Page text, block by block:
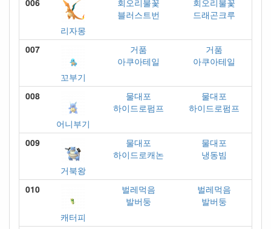
006
리자몽
회오리불꽃
블러스트번
회오리불꽃
드래곤크루
007
꼬부기
거품
아쿠아테일
거품
아쿠아테일
008
어니부기
물대포
하이드로펌프
물대포
하이드로펌프
009
거북왕
물대포
하이드로캐논
물대포
냉동빔
010
캐터피
벌레먹음
발버둥
벌레먹음
발버둥